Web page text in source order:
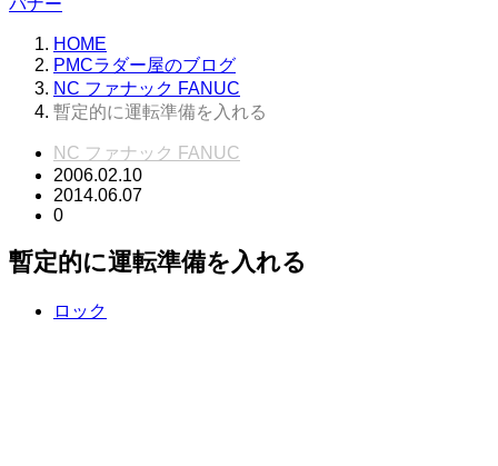
バナー
HOME
PMCラダー屋のブログ
NC ファナック FANUC
暫定的に運転準備を入れる
NC ファナック FANUC
2006.02.10
2014.06.07
0
暫定的に運転準備を入れる
ロック